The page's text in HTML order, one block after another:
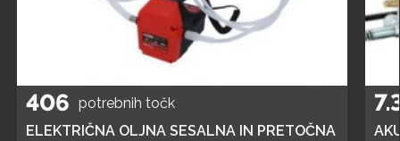
406 potrebnih točk
ELEKTRIČNA OLJNA SESALNA IN PRETOČNA